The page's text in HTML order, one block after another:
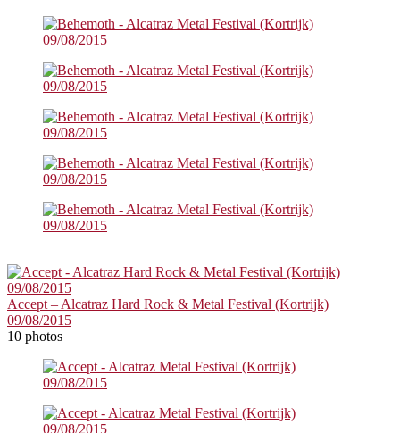
Accept – Alcatraz Hard Rock & Metal Festival (Kortrijk)
09/08/2015
10 photos